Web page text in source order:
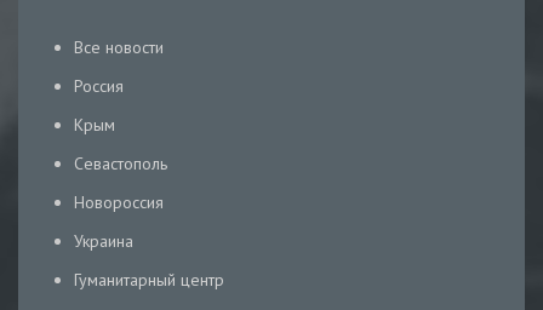
Все новости
Россия
Крым
Севастополь
Новороссия
Украина
Гуманитарный центр